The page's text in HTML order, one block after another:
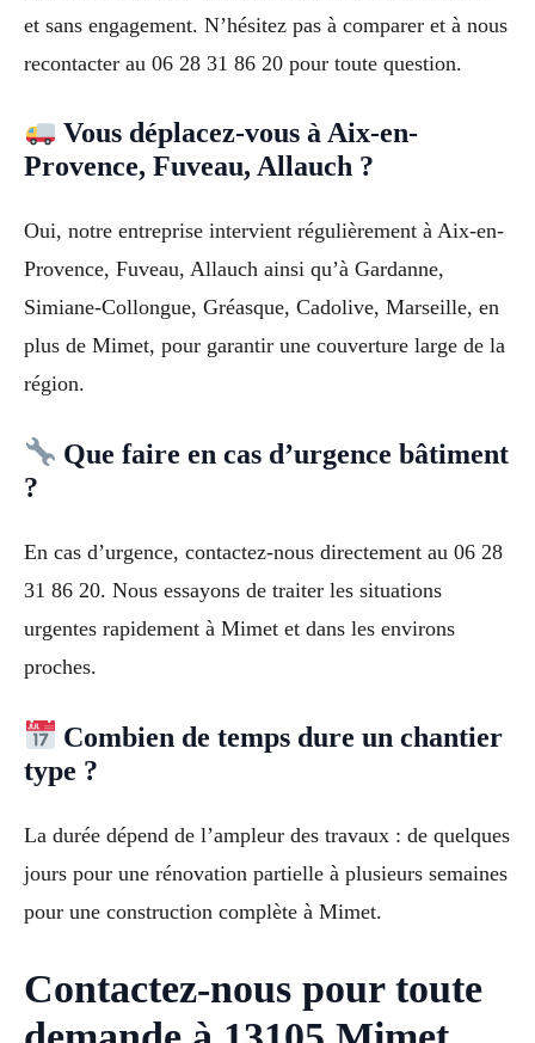
et sans engagement. N’hésitez pas à comparer et à nous
recontacter au 06 28 31 86 20 pour toute question.
Vous déplacez-vous à Aix-en-
Provence, Fuveau, Allauch ?
Oui, notre entreprise intervient régulièrement à Aix-en-
Provence, Fuveau, Allauch ainsi qu’à Gardanne,
Simiane-Collongue, Gréasque, Cadolive, Marseille, en
plus de Mimet, pour garantir une couverture large de la
région.
Que faire en cas d’urgence bâtiment
?
En cas d’urgence, contactez-nous directement au 06 28
31 86 20. Nous essayons de traiter les situations
urgentes rapidement à Mimet et dans les environs
proches.
Combien de temps dure un chantier
type ?
La durée dépend de l’ampleur des travaux : de quelques
jours pour une rénovation partielle à plusieurs semaines
pour une construction complète à Mimet.
Contactez-nous pour toute